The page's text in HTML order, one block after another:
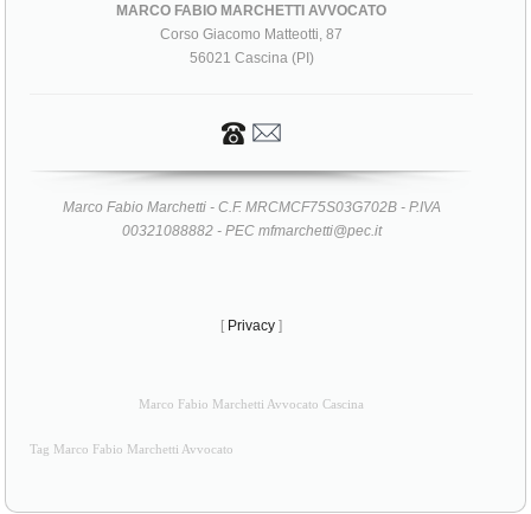
MARCO FABIO MARCHETTI AVVOCATO
Corso Giacomo Matteotti, 87
56021 Cascina (PI)
Marco Fabio Marchetti - C.F. MRCMCF75S03G702B - P.IVA
00321088882 - PEC mfmarchetti@pec.it
[ Privacy ]
Marco Fabio Marchetti Avvocato Cascina
Tag Marco Fabio Marchetti Avvocato